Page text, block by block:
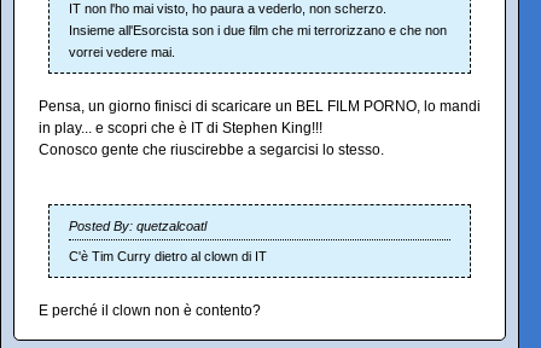
IT non l'ho mai visto, ho paura a vederlo, non scherzo.
Insieme all'Esorcista son i due film che mi terrorizzano e che non
vorrei vedere mai.
Pensa, un giorno finisci di scaricare un BEL FILM PORNO, lo mandi
in play... e scopri che è IT di Stephen King!!!
Conosco gente che riuscirebbe a segarcisi lo stesso.
Posted By: quetzalcoatl
C'è Tim Curry dietro al clown di IT
E perché il clown non è contento?